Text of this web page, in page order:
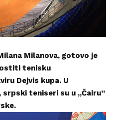
Milanova, gotovo je
tenisku
Dejvis kupa. U
teniseri su u „Čairu”